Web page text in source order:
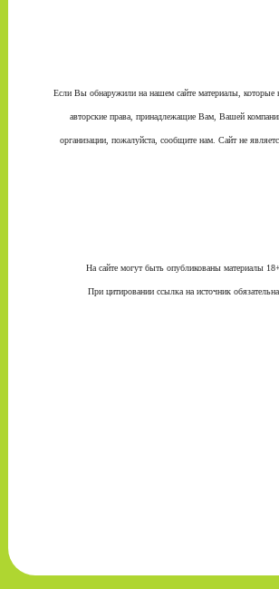
Если Вы обнаружили на нашем сайте материалы, которые
авторские права, принадлежащие Вам, Вашей
организации, пожалуйста, сообщите нам. Сайт не
На сайте могут быть опубликованы материалы
При цитировании ссылка на источник обязательна.